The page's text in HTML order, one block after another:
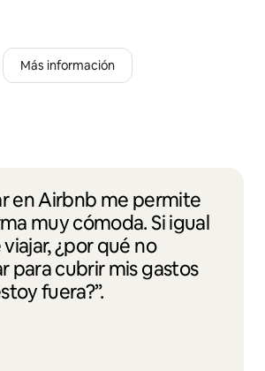
Más información
en Airbnb me permite
muy cómoda. Si igual
¿por qué no
para cubrir mis gastos
fuera?”.